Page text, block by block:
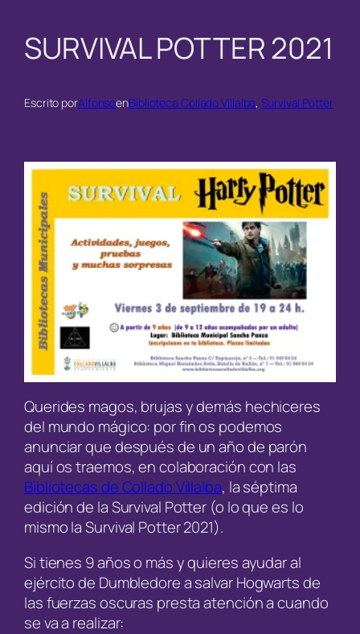
SURVIVAL POTTER 2021
Escrito porAlfonsoenBiblioteca Collado Villalba, Survival Potter
Querides magos, brujas y demás hechiceres
del mundo mágico: por fin os podemos
anunciar que después de un año de parón
aquí os traemos, en colaboración con las
Bibliotecas de Collado Villalba, la séptima
edición de la Survival Potter (o lo que es lo
mismo la Survival Potter 2021).
Si tienes 9 años o más y quieres ayudar al
ejército de Dumbledore a salvar Hogwarts de
las fuerzas oscuras presta atención a cuando
se va a realizar: